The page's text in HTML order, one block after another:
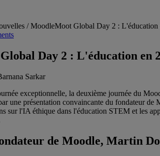
/MoodleMoot Global Day 2 : L'éducation
Day 2 : L'éducation en
Sarkar
exceptionnelle, la deuxième journée du
une présentation convaincante du fondateur
sur l'IA éthique dans l'éducation STEM et les
de Moodle, Martin